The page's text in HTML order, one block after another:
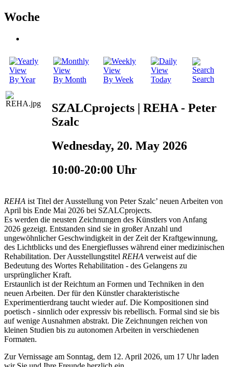
Woche
By Year By Month By Week Today Search
SZALCprojects | REHA - Peter
Szalc
Wednesday, 20. May 2026
10:00-20:00 Uhr
REHA ist Titel der Ausstellung von Peter Szalc’ neuen Arbeiten von
April bis Ende Mai 2026 bei SZALCprojects.
Es werden die neusten Zeichnungen des Künstlers von Anfang
2026 gezeigt. Entstanden sind sie in großer Anzahl und
ungewöhnlicher Geschwindigkeit in der Zeit der Kraftgewinnung,
des Lichtblicks und des Energieflusses während einer medizinischen
Rehabilitation. Der Ausstellungstitel REHA verweist auf die
Bedeutung des Wortes Rehabilitation - des Gelangens zu
ursprünglicher Kraft.
Erstaunlich ist der Reichtum an Formen und Techniken in den
neuen Arbeiten. Der für den Künstler charakteristische
Experimentierdrang taucht wieder auf. Die Kompositionen sind
poetisch - sinnlich oder expressiv bis rebellisch. Formal sind sie bis
auf wenige Ausnahmen abstrakt. Die Zeichnungen reichen von
kleinen Studien bis zu autonomen Arbeiten in verschiedenen
Formaten.
Zur Vernissage am Sonntag, dem 12. April 2026, um 17 Uhr laden